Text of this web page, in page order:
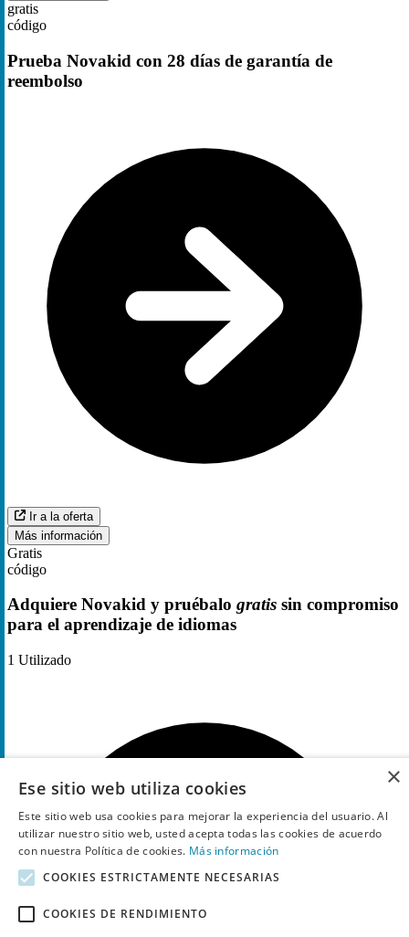
gratis
código
Prueba Novakid con 28 días de garantía de
reembolso
Ir a la oferta
Más información
Gratis
código
Adquiere Novakid y pruébalo gratis sin compromiso
para el aprendizaje de idiomas
1 Utilizado
×
Ese sitio web utiliza cookies
Este sitio web usa cookies para mejorar la experiencia del usuario. Al
utilizar nuestro sitio web, usted acepta todas las cookies de acuerdo
con nuestra Política de cookies. Más información
COOKIES ESTRICTAMENTE NECESARIAS
COOKIES DE RENDIMIENTO